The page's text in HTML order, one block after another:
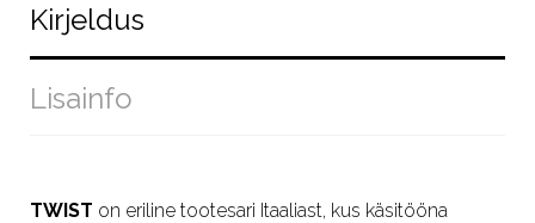
Kirjeldus
Lisainfo
TWIST on eriline tootesari Itaaliast, kus käsitööna